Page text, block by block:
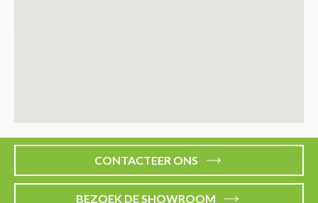
CONTACTEER ONS
BEZOEK DE SHOWROOM